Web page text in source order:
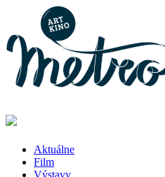
Aktuálne
Film
Výstavy